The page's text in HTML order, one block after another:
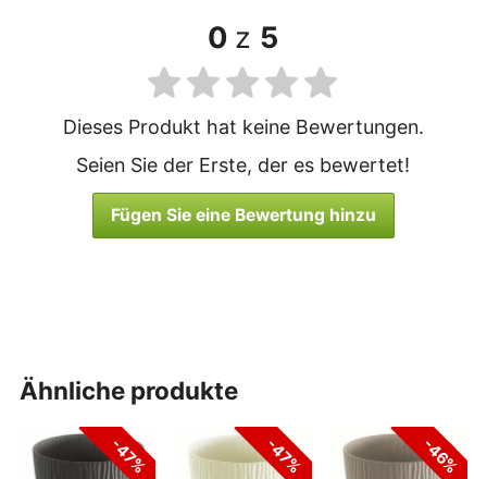
0 z 5
Dieses Produkt hat keine Bewertungen.
Seien Sie der Erste, der es bewertet!
Fügen Sie eine Bewertung hinzu
ähnliche produkte
-47% -47% -46%